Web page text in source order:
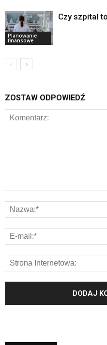
Planowanie
finansowe
Czy szpital
ZOSTAW ODPOWIEDŹ